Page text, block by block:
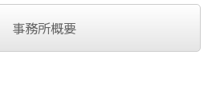
事務所概要